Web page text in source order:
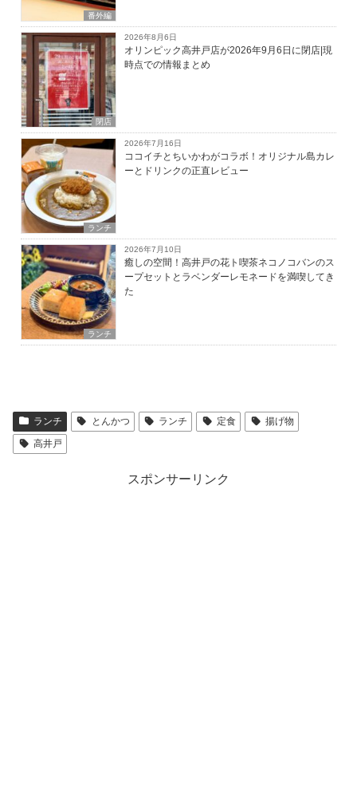
番外編
閉店
2026年8月6日
オリンピック高井戸店が2026年9月6日に閉店|現
時点での情報まとめ
ランチ
2026年7月16日
ココイチとちいかわがコラボ！オリジナル島カレ
ーとドリンクの正直レビュー
ランチ
2026年7月10日
癒しの空間！高井戸の花ト喫茶ネコノコバンのス
ープセットとラベンダーレモネードを満喫してき
た
ランチ とんかつ ランチ 定食
揚げ物
高井戸
スポンサーリンク